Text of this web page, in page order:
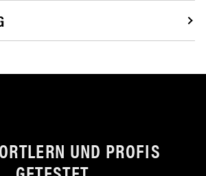
UND PROFIS